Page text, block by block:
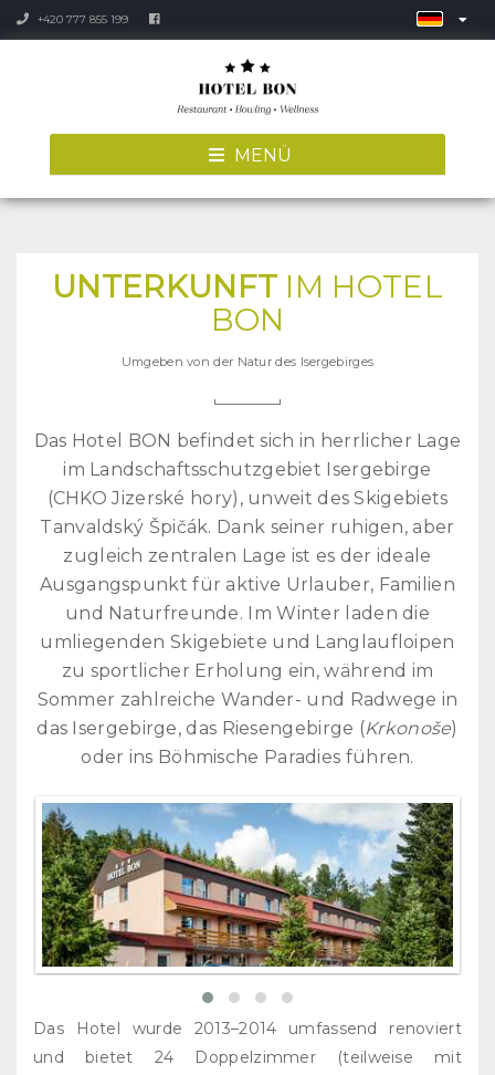
+420 777 855 199
MENÜ
UNTERKUNFT IM HOTEL
BON
Umgeben von der Natur des Isergebirges
Das Hotel BON befindet sich in herrlicher Lage
im Landschaftsschutzgebiet Isergebirge
(CHKO Jizerské hory), unweit des Skigebiets
Tanvaldský Špičák. Dank seiner ruhigen, aber
zugleich zentralen Lage ist es der ideale
Ausgangspunkt für aktive Urlauber, Familien
und Naturfreunde. Im Winter laden die
umliegenden Skigebiete und Langlaufloipen
zu sportlicher Erholung ein, während im
Sommer zahlreiche Wander- und Radwege in
das Isergebirge, das Riesengebirge (Krkonoše)
oder ins Böhmische Paradies führen.
Das Hotel wurde 2013–2014 umfassend renoviert
und bietet 24 Doppelzimmer (teilweise mit